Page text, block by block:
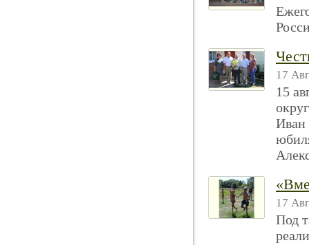
17
15
Иван
17
Под